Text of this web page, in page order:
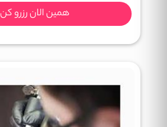
همین الان رزرو کن